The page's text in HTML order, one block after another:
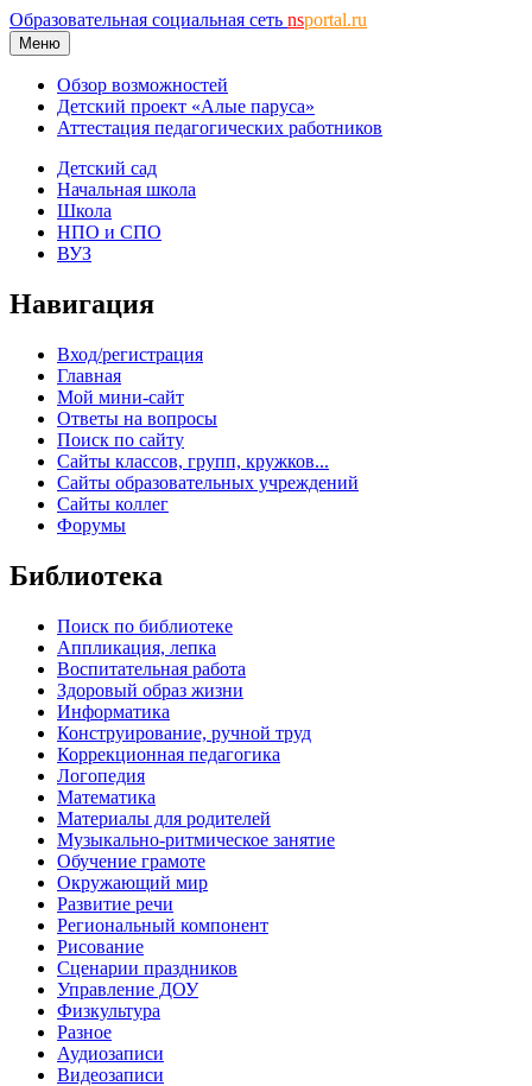
Образовательная социальная сеть nsportal.ru
Меню
Обзор возможностей
Детский проект «Алые паруса»
Аттестация педагогических работников
Детский сад
Начальная школа
Школа
НПО и СПО
ВУЗ
Навигация
Вход/регистрация
Главная
Мой мини-сайт
Ответы на вопросы
Поиск по сайту
Сайты классов, групп, кружков...
Сайты образовательных учреждений
Сайты коллег
Форумы
Библиотека
Поиск по библиотеке
Аппликация, лепка
Воспитательная работа
Здоровый образ жизни
Информатика
Конструирование, ручной труд
Коррекционная педагогика
Логопедия
Математика
Материалы для родителей
Музыкально-ритмическое занятие
Обучение грамоте
Окружающий мир
Развитие речи
Региональный компонент
Рисование
Сценарии праздников
Управление ДОУ
Физкультура
Разное
Аудиозаписи
Видеозаписи